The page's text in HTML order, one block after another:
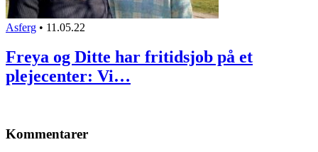
Asferg • 11.05.22
Freya og Ditte har fritidsjob på et
plejecenter: Vi…
Kommentarer